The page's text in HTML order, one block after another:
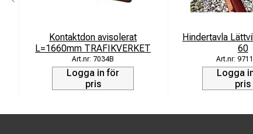
Kontaktdon avisolerat
L=1660mm TRAFIKVERKET
7034B
Logga in för
pris
Hindertavla
60
Logga
pris